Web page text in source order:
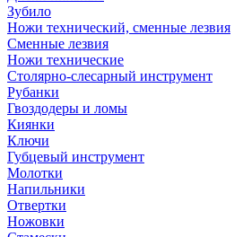
Зубило
Ножи технический, сменные лезвия
Сменные лезвия
Ножи технические
Столярно-слесарный инструмент
Рубанки
Гвоздодеры и ломы
Киянки
Ключи
Губцевый инструмент
Молотки
Напильники
Отвертки
Ножовки